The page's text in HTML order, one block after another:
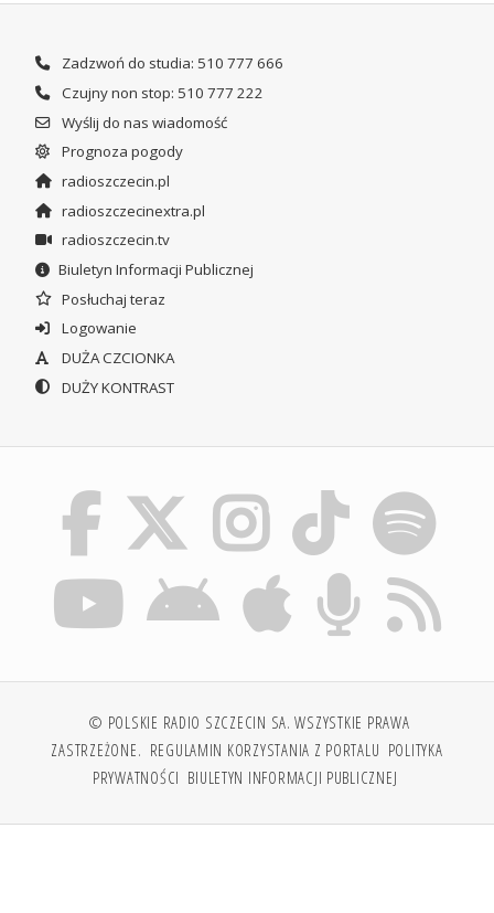
Zadzwoń do studia: 510 777 666
Czujny non stop: 510 777 222
Wyślij do nas wiadomość
Prognoza pogody
radioszczecin.pl
radioszczecinextra.pl
radioszczecin.tv
Biuletyn Informacji Publicznej
Posłuchaj teraz
Logowanie
DUŻA CZCIONKA
DUŻY KONTRAST
© POLSKIE RADIO SZCZECIN SA. WSZYSTKIE PRAWA
ZASTRZEŻONE. REGULAMIN KORZYSTANIA Z PORTALU POLITYKA
PRYWATNOŚCI BIULETYN INFORMACJI PUBLICZNEJ